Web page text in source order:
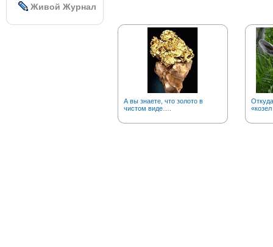
Живой Журнал
А вы знаете, что золото в
чистом виде….